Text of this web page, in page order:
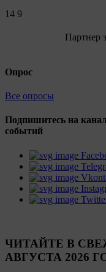
14 9
Партнер
Опрос
Все опросы
Подпишитесь на
событий
ЧИТАЙТЕ В
АВГУСТА 2026